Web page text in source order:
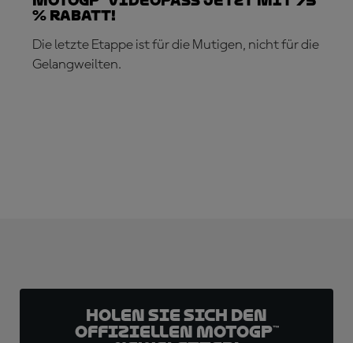
% Rabatt!
Die letzte Etappe ist für die Mutigen, nicht für die
Gelangweilten.
Holen Sie sich den
offiziellen MotoGP™